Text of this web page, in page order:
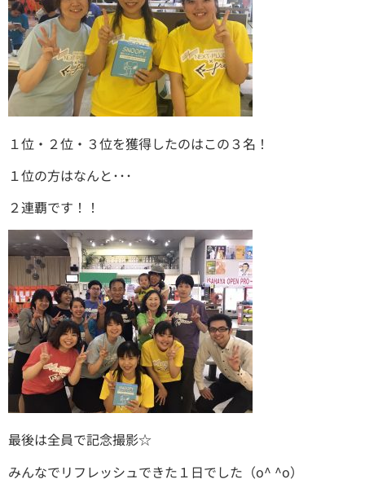
１位・２位・３位を獲得したのはこの３名！
１位の方はなんと･･･
２連覇です！！
最後は全員で記念撮影☆
みんなでリフレッシュできた１日でした（o^ ^o）